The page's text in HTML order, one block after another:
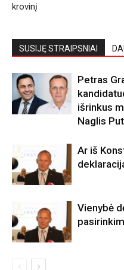
krovinį
SUSIJĘ STRAIPSNIAI
Petras
išrinkus
Naglis
Ar iš
Vienybė